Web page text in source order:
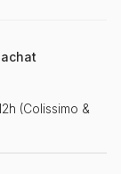
(Colissimo &